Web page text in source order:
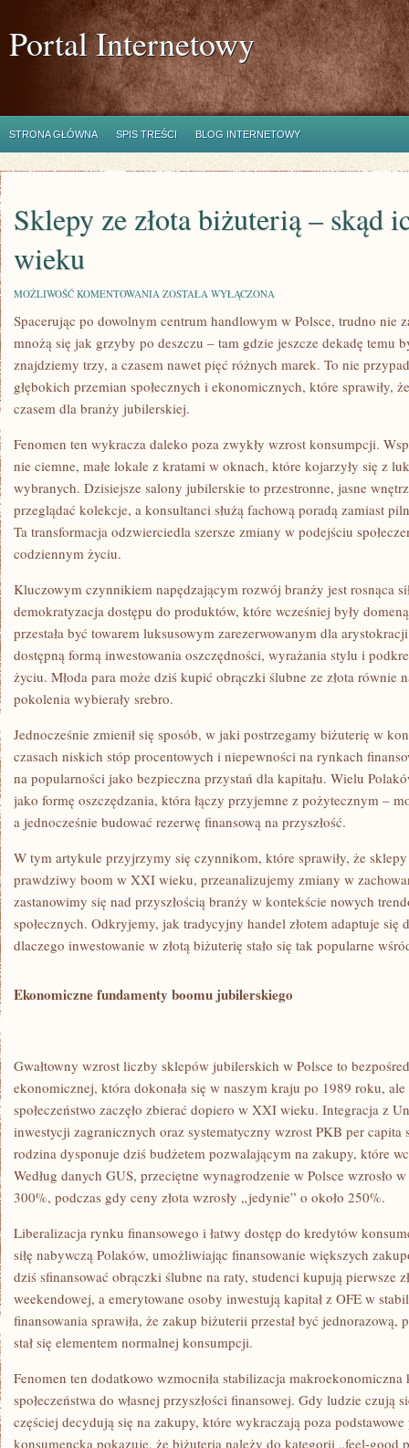
Portal Internetowy
STRONA GŁÓWNA SPIS TREŚCI BLOG INTERNETOWY
Sklepy ze złota biżuterią – skąd
wieku
MOŻLIWOŚĆ KOMENTOWANIA SKLEPY
ZŁOTA
–
SKĄD
ROZKWIT
W
21
ZOSTAŁA WYŁĄCZONA
Spacerując po dowolnym centrum handlowym w Polsce, trudno nie
mnożą się jak grzyby po deszczu – tam gdzie jeszcze dekadę temu
znajdziemy trzy, a czasem nawet pięć różnych marek. To nie
głębokich przemian społecznych i ekonomicznych, które sprawiły,
czasem dla branży jubilerskiej.
Fenomen ten wykracza daleko poza zwykły wzrost konsumpcji.
nie ciemne, małe lokale z kratami w oknach, które kojarzyły się z
wybranych. Dzisiejsze salony jubilerskie to przestronne, jasne
przeglądać kolekcje, a konsultanci służą fachową poradą zamiast
Ta transformacja odzwierciedla szersze zmiany w podejściu
codziennym życiu.
Kluczowym czynnikiem napędzającym rozwój branży jest rosnąca
demokratyzacja dostępu do produktów, które wcześniej były
przestała być towarem luksusowym zarezerwowanym dla
dostępną formą inwestowania oszczędności, wyrażania stylu i
życiu. Młoda para może dziś kupić obrączki ślubne ze złota równie
pokolenia wybierały srebro.
Jednocześnie zmienił się sposób, w jaki postrzegamy biżuterię w
czasach niskich stóp procentowych i niepewności na rynkach
na popularności jako bezpieczna przystań dla kapitału. Wielu
jako formę oszczędzania, która łączy przyjemne z pożytecznym –
a jednocześnie budować rezerwę finansową na przyszłość.
W tym artykule przyjrzymy się czynnikom, które sprawiły, że
prawdziwy boom w XXI wieku, przeanalizujemy zmiany w
zastanowimy się nad przyszłością branży w kontekście nowych
społecznych. Odkryjemy, jak tradycyjny handel złotem adaptuje się
dlaczego inwestowanie w złotą biżuterię stało się tak popularne
Ekonomiczne fundamenty boomu jubilerskiego
Gwałtowny wzrost liczby sklepów jubilerskich w Polsce to
ekonomicznej, która dokonała się w naszym kraju po 1989 roku, ale
społeczeństwo zaczęło zbierać dopiero w XXI wieku. Integracja z
inwestycji zagranicznych oraz systematyczny wzrost PKB per capita
rodzina dysponuje dziś budżetem pozwalającym na zakupy, które
Według danych GUS, przeciętne wynagrodzenie w Polsce wzrosło
300%, podczas gdy ceny złota wzrosły „jedynie” o około 250%.
Liberalizacja rynku finansowego i łatwy dostęp do kredytów
siłę nabywczą Polaków, umożliwiając finansowanie większych
dziś sfinansować obrączki ślubne na raty, studenci kupują pierwsze
weekendowej, a emerytowane osoby inwestują kapitał z OFE w
finansowania sprawiła, że zakup biżuterii przestał być jednorazową,
stał się elementem normalnej konsumpcji.
Fenomen ten dodatkowo wzmocniła stabilizacja
społeczeństwa do własnej przyszłości finansowej. Gdy ludzie czują
częściej decydują się na zakupy, które wykraczają poza
konsumencka pokazuje, że biżuteria należy do kategorii „feel-good